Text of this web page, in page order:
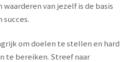
van jezelf is de basis
om doelen te stellen en hard
te bereiken. Streef naar